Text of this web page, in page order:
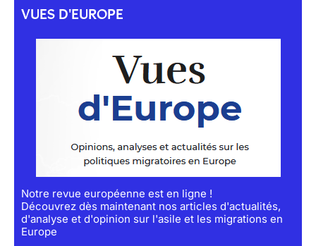
VUES D'EUROPE
Notre revue européenne est en ligne !
Découvrez dès maintenant nos articles d'actualités,
d'analyse et d'opinion sur l'asile et les migrations en
Europe